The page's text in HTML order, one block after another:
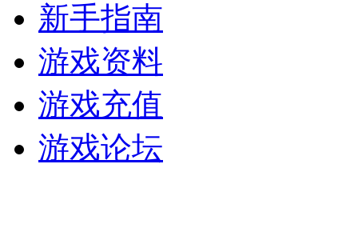
新手指南
游戏资料
游戏充值
游戏论坛